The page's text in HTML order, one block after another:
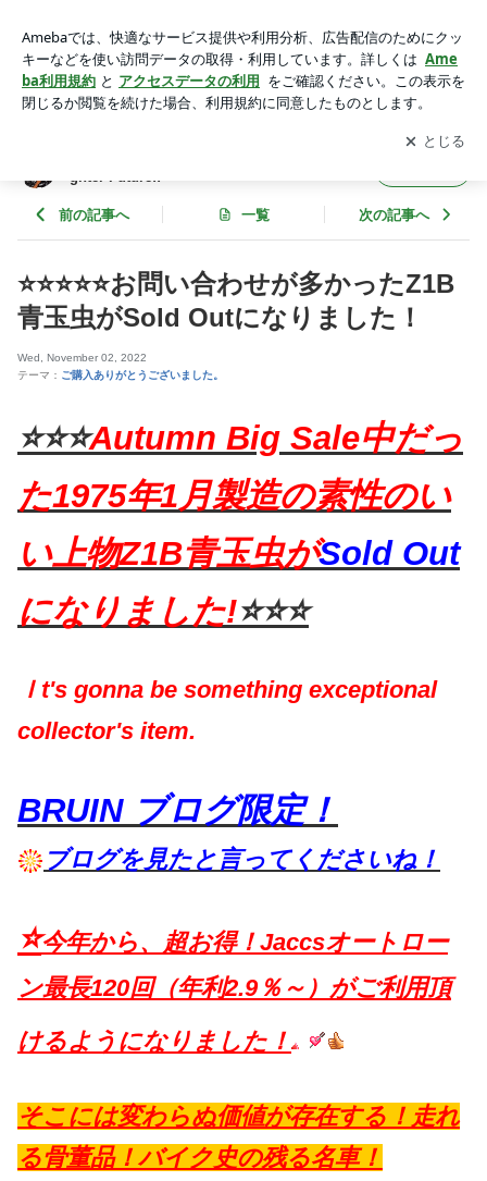
ました！ | Be an optimist and always believe in A Brighter Futu
re!!
アプリをダウンロードして ブログの更新通知
を受け取りまし
ょう。
開く
ghter Future!!
前の記事へ 一覧 次の記事へ
⭐️⭐️⭐️⭐️⭐️お問い合わせが多かったZ1B
青玉虫がSold Outになりました！
Wed, November 02, 2022
テーマ： ご購入ありがとうございました。
⭐️⭐️⭐️Autumn Big Sale中だっ
た1975年1月製造の素性のい
い上物Z1B青玉虫がSold Out
になりました!⭐️⭐️⭐️
Ｉt's gonna be something exceptional
collector's item.
BRUIN ブログ限定！
ブログを見たと言ってくださいね！
⭐今年から、超お得！Jaccsオートロー
ン最長120回（年利2.9％～）がご利用頂
けるようになりました！
そこには変わらぬ価値が存在する！走れ
る骨董品！バイク史の残る名車！